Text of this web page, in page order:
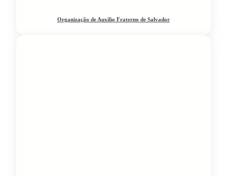
Organização de Auxílio Fraterno de Salvador